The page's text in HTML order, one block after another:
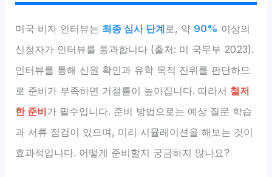
미국 비자 인터뷰는 최종 심사 단계로, 약 90% 이상의
신청자가 인터뷰를 통과합니다 (출처: 미 국무부 2023).
인터뷰를 통해 신원 확인과 유학 목적 진위를 판단하므
로 준비가 부족하면 거절률이 높아집니다. 따라서 철저
한 준비가 필수입니다. 준비 방법으로는 예상 질문 학습
과 서류 점검이 있으며, 미리 시뮬레이션을 해보는 것이
효과적입니다. 어떻게 준비할지 궁금하지 않나요?